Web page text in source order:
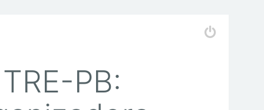
PB: